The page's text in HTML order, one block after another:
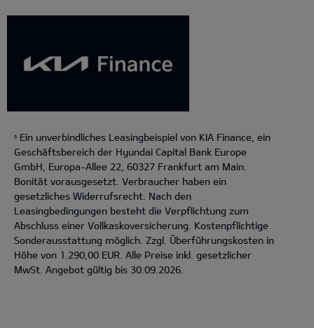
5
Ein unverbindliches Leasingbeispiel von KIA Finance, ein
Geschäftsbereich der Hyundai Capital Bank Europe
GmbH, Europa-Allee 22, 60327 Frankfurt am Main.
Bonität vorausgesetzt. Verbraucher haben ein
gesetzliches Widerrufsrecht. Nach den
Leasingbedingungen besteht die Verpflichtung zum
Abschluss einer Vollkaskoversicherung. Kostenpflichtige
Sonderausstattung möglich. Zzgl. Überführungskosten in
Höhe von 1.290,00 EUR. Alle Preise inkl. gesetzlicher
MwSt. Angebot gültig bis 30.09.2026.